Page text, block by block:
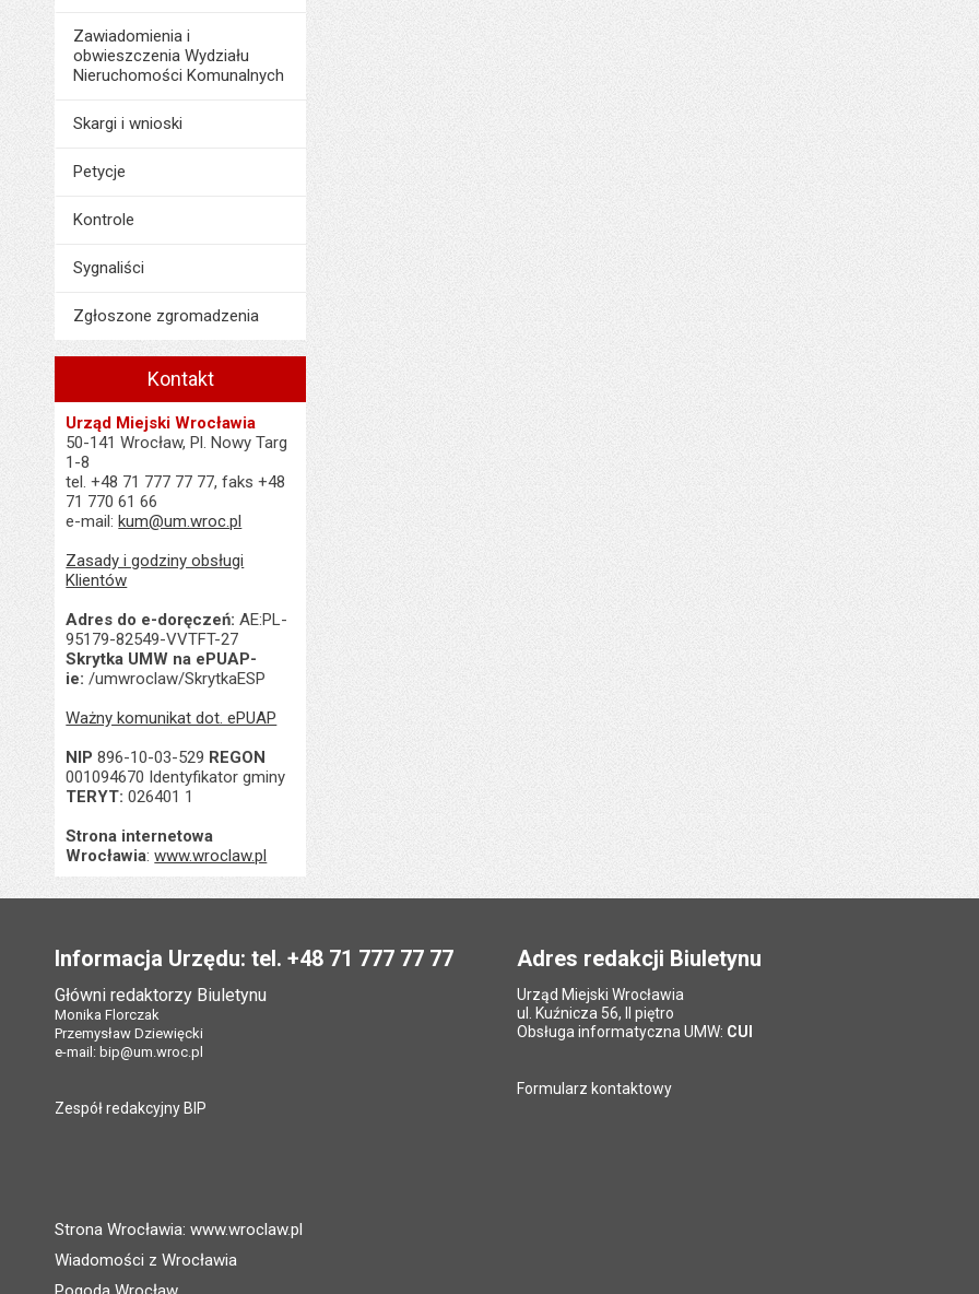
Zawiadomienia i
obwieszczenia Wydziału
Nieruchomości Komunalnych
Skargi i wnioski
Petycje
Kontrole
Sygnaliści
Zgłoszone zgromadzenia
Kontakt
Urząd Miejski Wrocławia
50-141 Wrocław, Pl. Nowy Targ
1-8
tel. +48 71 777 77 77, faks +48
71 770 61 66
e-mail:kum@um.wroc.pl
Zasady i godziny obsługi
Klientów
Adres do e-doręczeń: AE:PL-
95179-82549-VVTFT-27
Skrytka UMW na ePUAP-
ie: /umwroclaw/SkrytkaESP
Ważny komunikat dot. ePUAP
NIP 896-10-03-529 REGON
001094670 Identyfikator gminy
TERYT: 026401 1
Strona internetowa
Wrocławia:www.wroclaw.pl
Informacja Urzędu: tel. +48 71 777 77 77
Główni redaktorzy Biuletynu
Monika Florczak
Przemysław Dziewięcki
e-mail: bip@um.wroc.pl
Zespół redakcyjny BIP
Adres redakcji Biuletynu
Urząd Miejski Wrocławia
ul. Kuźnicza 56, II piętro
Obsługa informatyczna UMW: CUI
Formularz kontaktowy
Strona Wrocławia: www.wroclaw.pl
Wiadomości z Wrocławia